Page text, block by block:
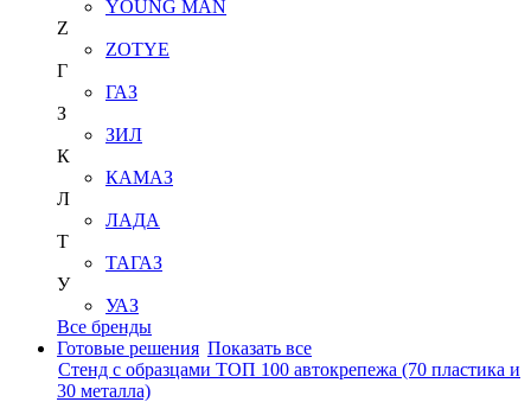
YOUNG MAN
Z
ZOTYE
Г
ГАЗ
З
ЗИЛ
К
КАМАЗ
Л
ЛАДА
Т
ТАГАЗ
У
УАЗ
Все бренды
Готовые решения Показать все
Стенд с образцами ТОП 100 автокрепежа (70 пластика и
30 металла)